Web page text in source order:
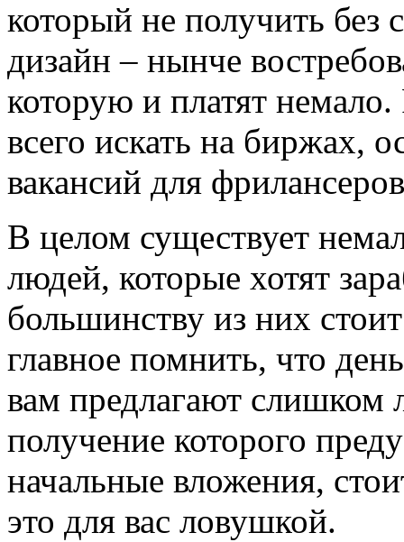
который не получить без
дизайн – нынче
которую и платят
всего искать на биржах,
вакансий для
В целом существует
людей, которые хотят
большинству из них
главное помнить, что
вам предлагают слишком
получение которого
начальные вложения,
это для вас ловушкой.